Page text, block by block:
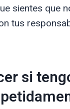
sientes que
tus
si